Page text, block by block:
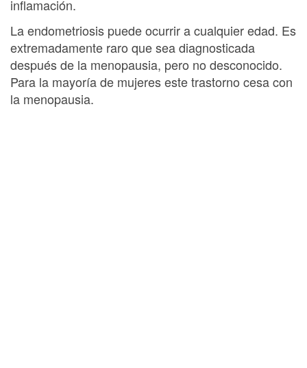
inflamación.
La endometriosis puede ocurrir a cualquier edad. Es
extremadamente raro que sea diagnosticada
después de la menopausia, pero no desconocido.
Para la mayoría de mujeres este trastorno cesa con
la menopausia.